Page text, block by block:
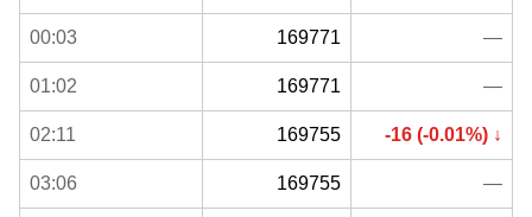
00:03 169771 —
01:02 169771 —
02:11 169755 -16 (-0.01%) ↓
03:06 169755 —